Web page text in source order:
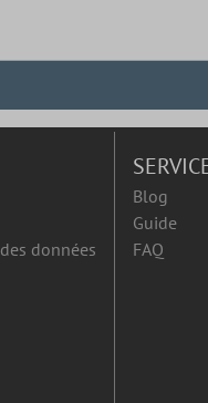
données
Blog
Guide
FAQ